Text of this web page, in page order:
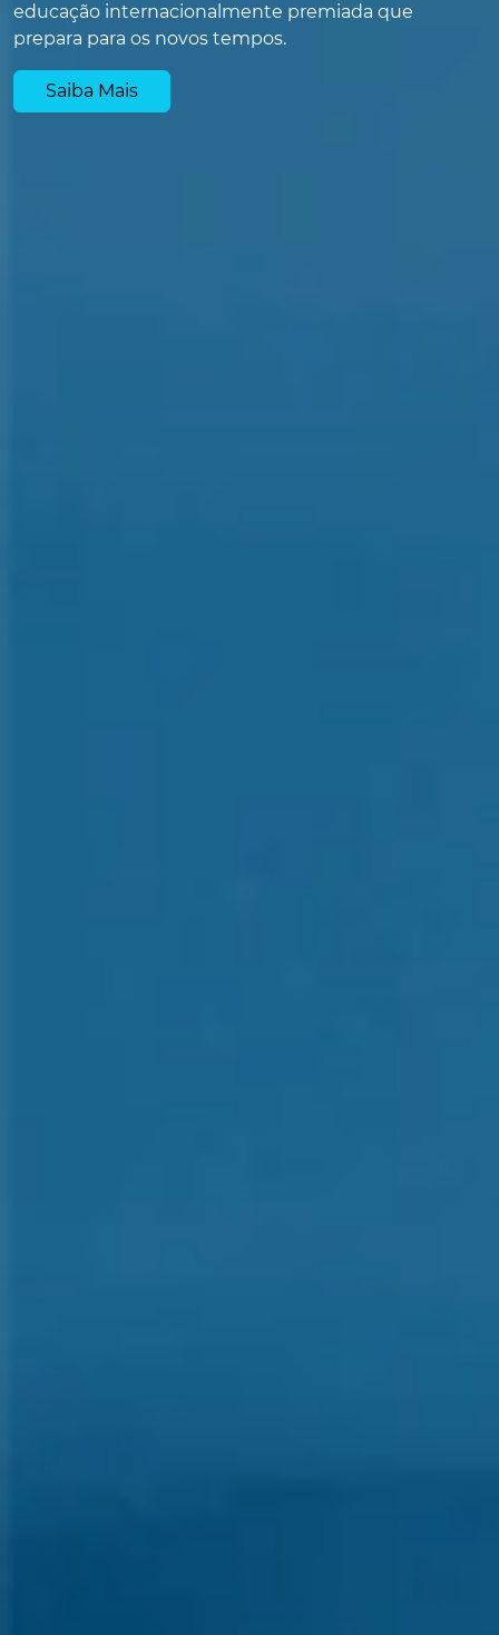
educação internacionalmente premiada que
prepara para os novos tempos.
Saiba Mais